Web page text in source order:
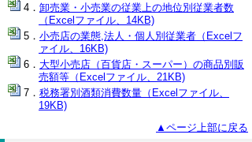
卸売業・小売業の従業上の地位別従業者数
（Excelファイル、14KB)
小売店の業態,法人・個人別従業者（Excelフ
ァイル、16KB)
大型小売店（百貨店・スーパー）の商品別販
売額等（Excelファイル、21KB)
税務署別酒類消費数量（Excelファイル、
19KB)
▲ページ上部に戻る